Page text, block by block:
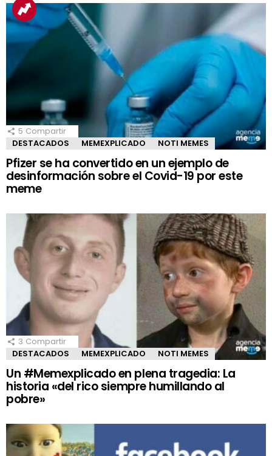
5 Compartir
DESTACADOS
MEMEXPLICADO NOTI MEMES
Pfizer se ha convertido en un ejemplo de
desinformación sobre el Covid-19 por este
meme
3 Compartir
DESTACADOS
MEMEXPLICADO NOTI MEMES
Un #Memexplicado en plena tragedia: La
historia «del rico siempre humillando al
pobre»